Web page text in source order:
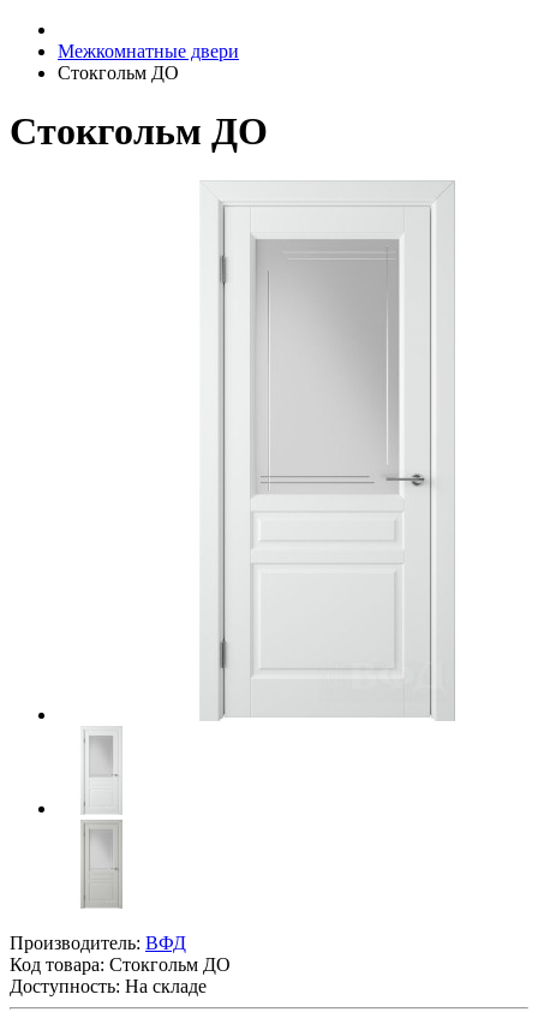
Межкомнатные двери
Стокгольм ДО
Стокгольм ДО
Производитель: ВФД
Код товара: Стокгольм ДО
Доступность: На складе